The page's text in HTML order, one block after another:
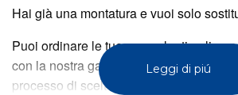
Hai già una montatura e vuoi solo
Puoi ordinare le tue nuove lenti online
con la nostra garanzia e assistenza in
processo di scelta e acquisto.
Leggi di piú